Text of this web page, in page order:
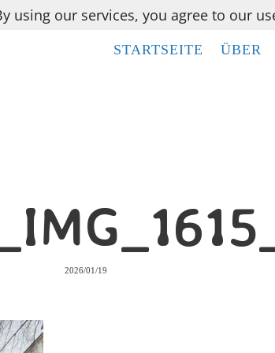
STARTSEITE ÜBER
STARTSEITE ÜBER
2026/01/19
using our services, you agree to our